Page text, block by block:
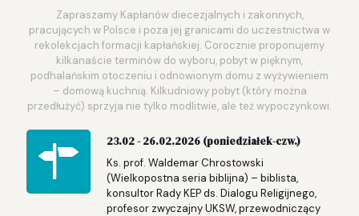
Zapraszamy Kapłanów diecezjalnych i zakonnych,
pracujących w Polsce i poza jej granicami do uczestnictwa w
rekolekcjach formacji kapłańskiej. Corocznie proponujemy
kilkanaście terminów do wyboru, pobyt w pięknym,
podhalańskim otoczeniu i odnowionym domu z wyżywieniem
– domową kuchnią. Kilkudniowy pobyt (który można
przedłużyć) sprzyja nie tylko modlitwie, ale też wypoczynkowi.
23.02 - 26.02.2026 (poniedziałek-czw.)
Ks. prof. Waldemar Chrostowski
(Wielkopostna seria biblijna) – biblista,
konsultor Rady KEP ds. Dialogu Religijnego,
profesor zwyczajny UKSW, przewodniczący